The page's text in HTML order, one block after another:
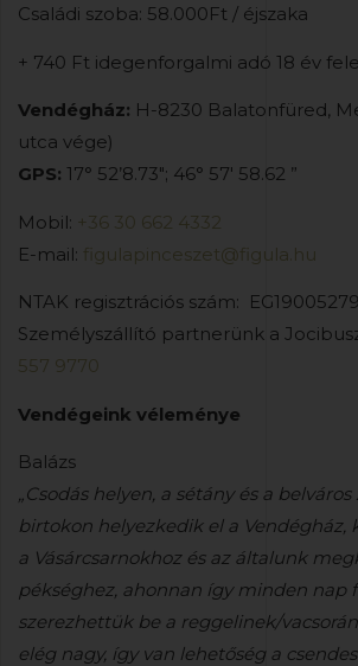
Családi szoba: 58.000Ft / éjszaka
+ 740 Ft idegenforgalmi adó 18 év
Vendégház: H-8230 Balatonfüred,
utca vége)
GPS: 17° 52’8.73″; 46° 57′ 58.62 ”
Mobil: +36 30 662 4332
E-mail: figulapinceszet@figula.hu
NTAK regisztrációs szám: EG19005279
Személyszállító partnerünk a
557 9770
Vendégeink véleménye
Balázs
„Csodás helyen, a sétány és a
birtokon helyezkedik el a Vendégház,
a Vásárcsarnokhoz és az általunk
pékséghez, ahonnan így minden nap
szerezhettük be a reggelinek/
elég nagy, így van lehetőség a